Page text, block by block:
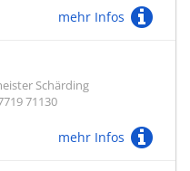
mehr Infos
Schärding
71130
mehr Infos